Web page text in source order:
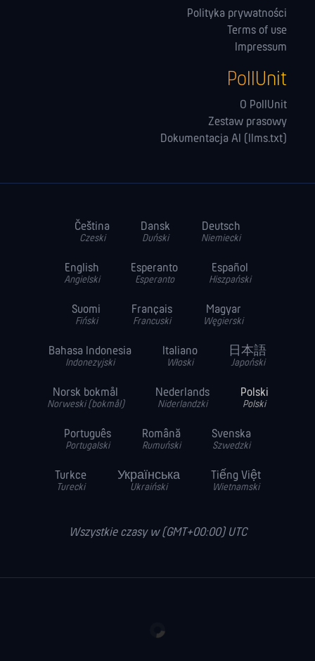
Polityka prywatności
Terms of use
Impressum
PollUnit
O PollUnit
Zestaw prasowy
Dokumentacja AI (llms.txt)
Čeština
Czeski
Dansk
Duński
Deutsch
Niemiecki
English
Angielski
Esperanto
Esperanto
Español
Hiszpański
Suomi
Fiński
Français
Francuski
Magyar
Węgierski
Bahasa Indonesia
Indonezyjski
Italiano
Włoski
日本語
Japoński
Norsk bokmål
Norweski (bokmål)
Nederlands
Niderlandzki
Polski
Polski
Português
Portugalski
Română
Rumuński
Svenska
Szwedzki
Turkce
Turecki
Українська
Ukraiński
Tiếng Việt
Wietnamski
Wszystkie czasy w (GMT+00:00) UTC